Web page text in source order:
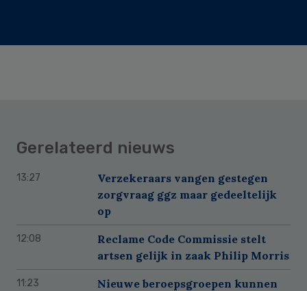
Gerelateerd nieuws
13:27
Verzekeraars vangen gestegen
zorgvraag ggz maar gedeeltelijk
op
12:08
Reclame Code Commissie stelt
artsen gelijk in zaak Philip Morris
11:23
Nieuwe beroepsgroepen kunnen